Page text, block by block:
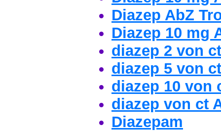
Diazep AbZ
Diazep 10 mg
diazep 2 von
diazep 5 von
diazep 10 von
diazep von ct
Diazepam